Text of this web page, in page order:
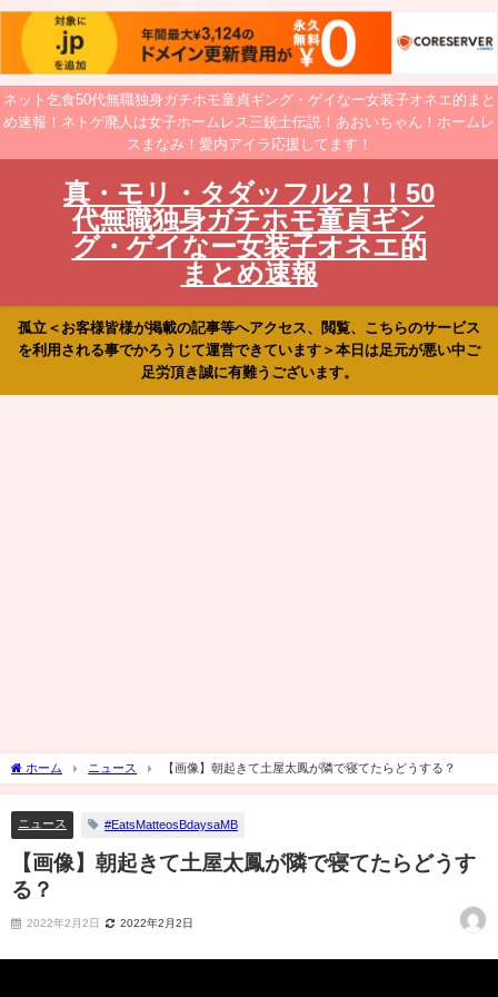
ネット乞食50代無職独身ガチホモ童貞ギング・ゲイなー女装子オネエ的まと
め速報！ネトゲ廃人は女子ホームレス三銃士伝説！あおいちゃん！ホームレ
スまなみ！愛内アイラ応援してます！
真・モリ・タダッフル2！！50
代無職独身ガチホモ童貞ギン
グ・ゲイなー女装子オネエ的
まとめ速報
孤立＜お客様皆様が掲載の記事等へアクセス、閲覧、こちらのサービス
を利用される事でかろうじて運営できています＞本日は足元が悪い中ご
足労頂き誠に有難うございます。
ホーム ニュース 【画像】朝起きて土屋太鳳が隣で寝てたらどうする？
ニュース #EatsMatteosBdaysaMB
【画像】朝起きて土屋太鳳が隣で寝てたらどうす
る？
2022年2月2日 2022年2月2日